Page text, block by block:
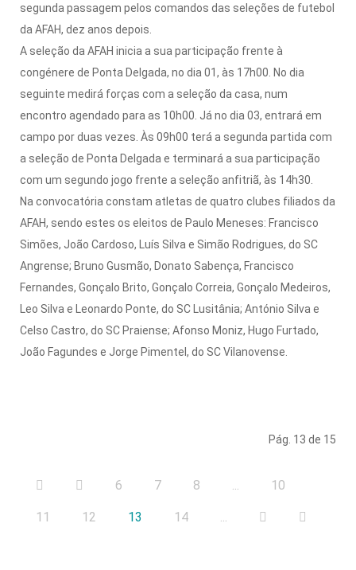
segunda passagem pelos comandos das seleções de futebol
da AFAH, dez anos depois.
A seleção da AFAH inicia a sua participação frente à
congénere de Ponta Delgada, no dia 01, às 17h00. No dia
seguinte medirá forças com a seleção da casa, num
encontro agendado para as 10h00. Já no dia 03, entrará em
campo por duas vezes. Às 09h00 terá a segunda partida com
a seleção de Ponta Delgada e terminará a sua participação
com um segundo jogo frente a seleção anfitriã, às 14h30.
Na convocatória constam atletas de quatro clubes filiados da
AFAH, sendo estes os eleitos de Paulo Meneses: Francisco
Simões, João Cardoso, Luís Silva e Simão Rodrigues, do SC
Angrense; Bruno Gusmão, Donato Sabença, Francisco
Fernandes, Gonçalo Brito, Gonçalo Correia, Gonçalo Medeiros,
Leo Silva e Leonardo Ponte, do SC Lusitânia; António Silva e
Celso Castro, do SC Praiense; Afonso Moniz, Hugo Furtado,
João Fagundes e Jorge Pimentel, do SC Vilanovense.
Pág. 13 de 15
6 7 8 ... 10
11 12 13 14 ...